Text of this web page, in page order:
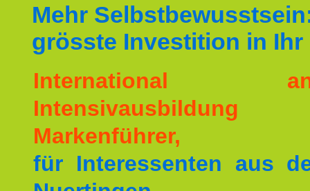
Mehr
grösste Investition in Ihr
International
Markenführer,
für Interessenten aus